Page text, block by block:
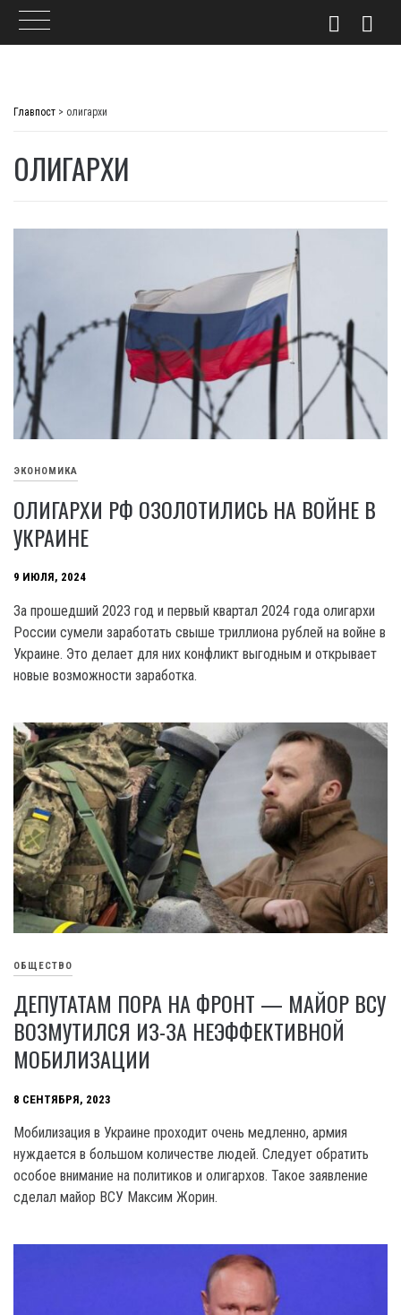
Главпост > олигархи
ОЛИГАРХИ
ЭКОНОМИКА
ОЛИГАРХИ РФ ОЗОЛОТИЛИСЬ НА ВОЙНЕ В
УКРАИНЕ
9 ИЮЛЯ, 2024
За прошедший 202З год и первый квартал 2024 года олигархи
России сумели заработать свыше триллиона рублей на войне в
Украине. Это делает для них конфликт выгодным и открывает
новые возможности заработка.
ОБЩЕСТВО
ДЕПУТАТАМ ПОРА НА ФРОНТ — МАЙОР ВСУ
ВОЗМУТИЛСЯ ИЗ-ЗА НЕЭФФЕКТИВНОЙ
МОБИЛИЗАЦИИ
8 СЕНТЯБРЯ, 2023
Мобилизация в Украине проходит очень медленно, армия
нуждается в большом количестве людей. Следует обратить
особое внимание на политиков и олигархов. Такое заявление
сделал майор ВСУ Максим Жорин.